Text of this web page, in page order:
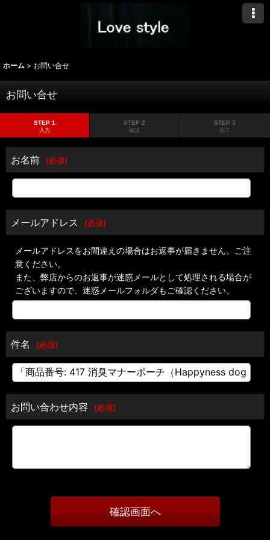
ホーム > お問い合せ
お問い合せ
STEP 1
入力
STEP 2
確認
STEP 3
完了
お名前 [必須]
メールアドレス [必須]
メールアドレスをお間違えの場合はお返事が届きません。ご注
意ください。
また、弊店からのお返事が迷惑メールとして処理される場合が
ございますので、迷惑メールフォルダもご確認ください。
件名 [必須]
お問い合わせ内容 [必須]
確認画面へ